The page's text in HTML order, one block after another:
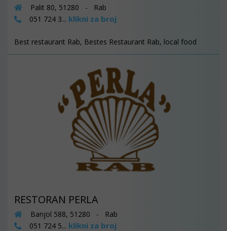
Palit 80, 51280 - Rab
051 724 3... klikni za broj
Best restaurant Rab, Bestes Restaurant Rab, local food
RESTORAN PERLA
Banjol 588, 51280 - Rab
051 724 5... klikni za broj